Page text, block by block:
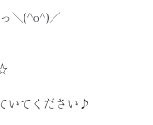
＼(^o^)／
いてください♪